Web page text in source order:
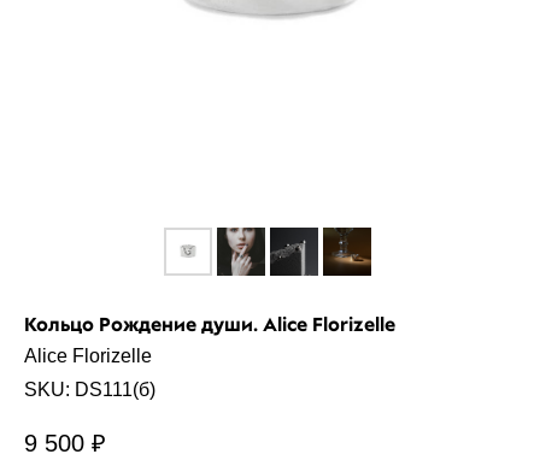
Кольцо Рождение души. Alice Florizelle
Alice Florizelle
SKU: DS111(б)
9 500 ₽